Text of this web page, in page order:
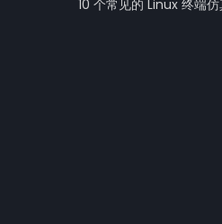
10 个常见的 Linux 终端